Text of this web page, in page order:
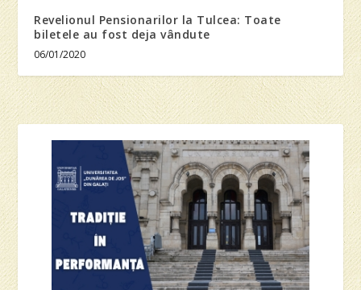
Revelionul Pensionarilor la Tulcea: Toate
biletele au fost deja vândute
06/01/2020